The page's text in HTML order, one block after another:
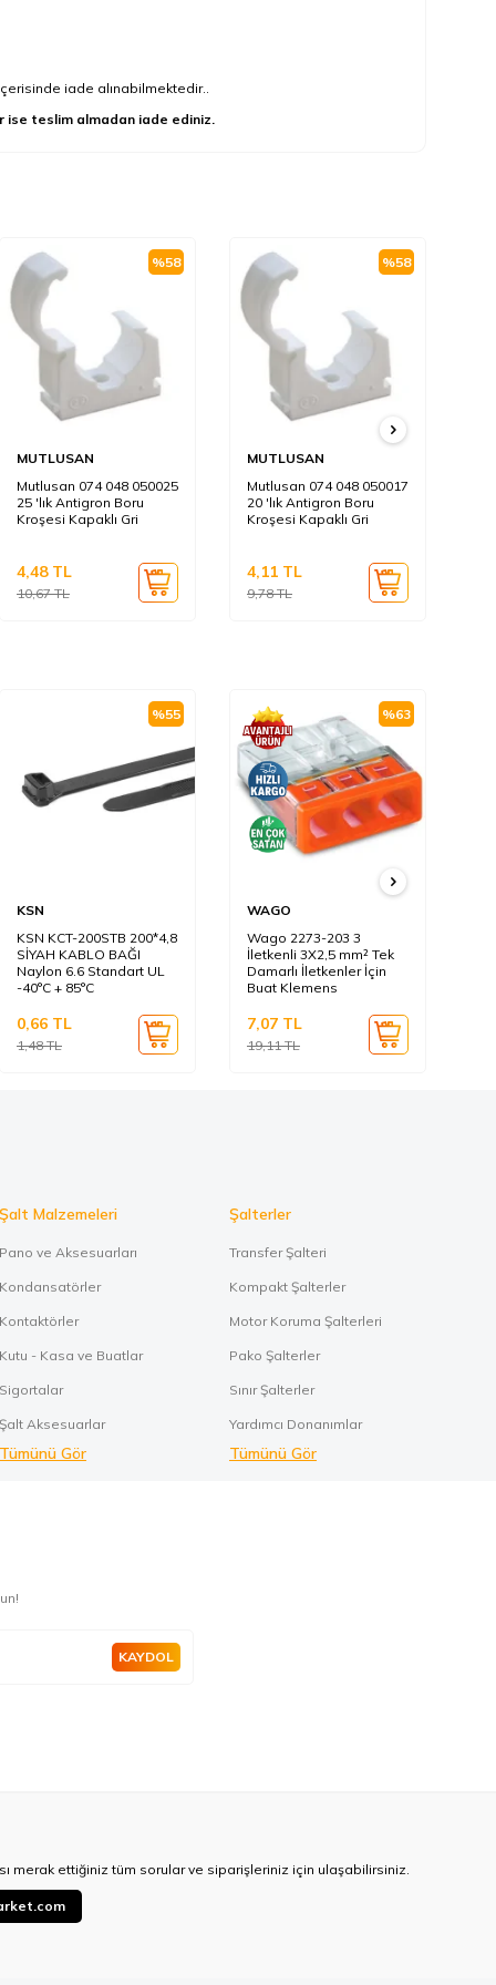
iade alınabilmektedir..
ise teslim almadan iade ediniz.
%58
MUTLUSAN
Mutlusan 074 048 050025
25 'lık Antigron Boru
Kroşesi Kapaklı Gri
10,67TL
4,48TL
%58
MUTLUSAN
Mutlusan 074 048 050017
20 'lık Antigron Boru
Kroşesi Kapaklı Gri
9,78TL
4,11 TL
%55
KSN
KSN KCT-200STB 200*4,8
SİYAH KABLO BAĞI
Naylon 6.6 Standart UL
-40°C + 85°C
1,48TL
0,66 TL
%63
WAGO
Wago 2273-203 3
İletkenli 3X2,5 mm² Tek
Damarlı İletkenler İçin
Buat Klemens
19,11TL
7,07 TL
Şalt Malzemeleri
Pano ve Aksesuarları
Kondansatörler
Kontaktörler
Kutu - Kasa ve Buatlar
Sigortalar
Şalt Aksesuarlar
Tümünü Gör
Şalterler
Transfer Şalteri
Kompakt Şalterler
Motor Koruma Şalterleri
Pako Şalterler
Sınır Şalterler
Yardımcı Donanımlar
Tümünü Gör
KAYDOL
merak ettiğiniz tüm sorular ve siparişleriniz için ulaşabilirsiniz.